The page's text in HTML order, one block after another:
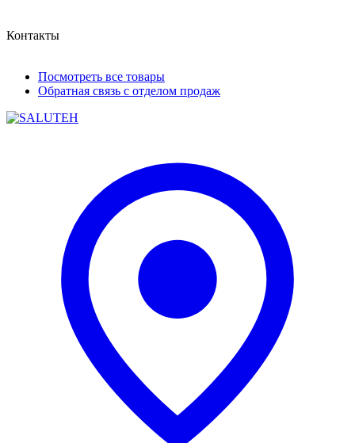
Контакты
Посмотреть все товары
Обратная связь с отделом продаж